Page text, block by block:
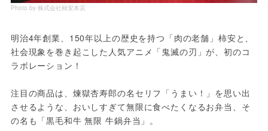
Photo by 株式会社柿安本店
明治4年創業、150年以上の歴史を持つ「肉の老舗」柿安と、
社会現象を巻き起こした人気アニメ「鬼滅の刃」が、初のコ
ラボレーション！
注目の商品は、煉獄杏寿郎の名セリフ「うまい！」を思い出
させるような、おいしすぎて無限に食べたくなるお弁当、そ
の名も「黒毛和牛 無限 牛鍋弁当」。